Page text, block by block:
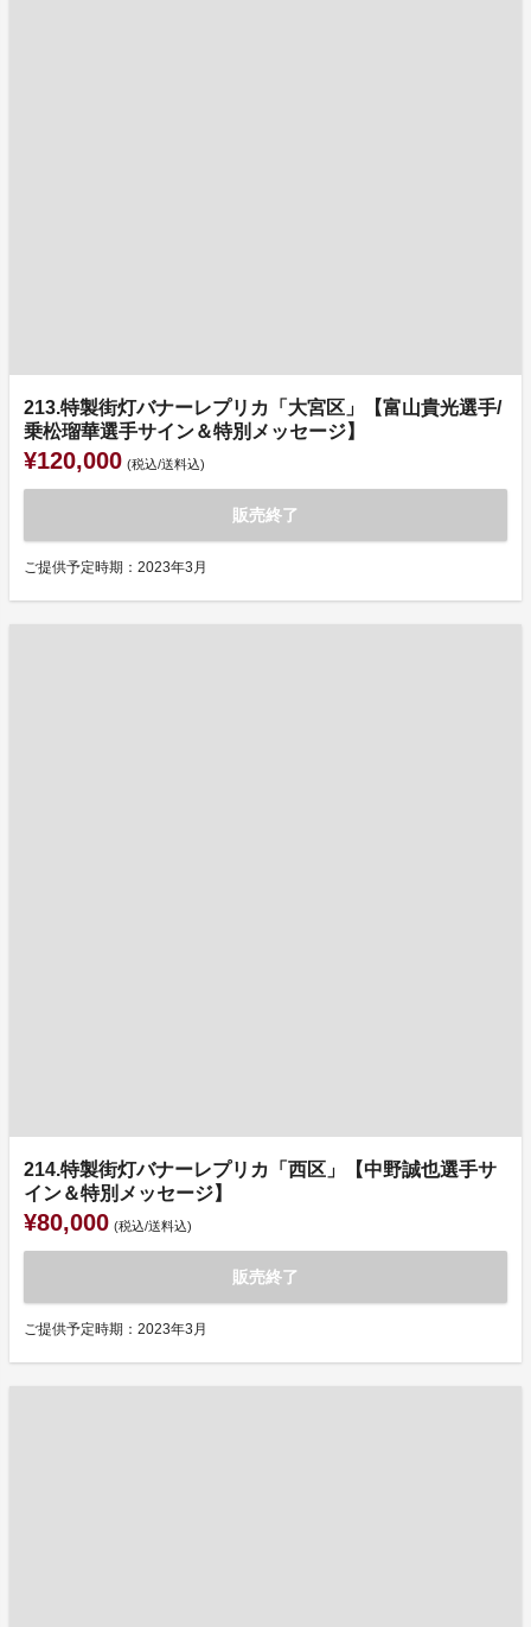
213.特製街灯バナーレプリカ「大宮区」【富山貴光選手/
乗松瑠華選手サイン＆特別メッセージ】
¥120,000 (税込/送料込)
販売終了
ご提供予定時期：2023年3月
214.特製街灯バナーレプリカ「西区」【中野誠也選手サ
イン＆特別メッセージ】
¥80,000 (税込/送料込)
販売終了
ご提供予定時期：2023年3月